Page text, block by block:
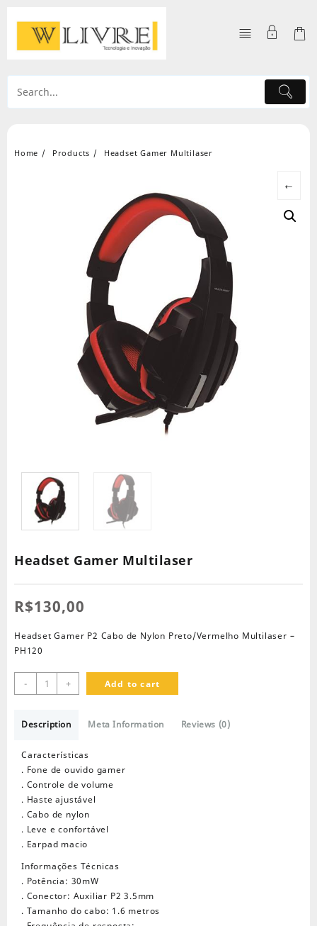
Home Products Headset Gamer Multilaser
←
Headset Gamer Multilaser
R$130,00
Headset Gamer P2 Cabo de Nylon Preto/Vermelho Multilaser –
PH120
-
Headset
Gamer
quantity
+ Add to cart
Description Meta Information Reviews (0)
Características
. Fone de ouvido gamer
. Controle de volume
. Haste ajustável
. Cabo de nylon
. Leve e confortável
. Earpad macio
Informações Técnicas
. Potência: 30mW
. Conector: Auxiliar P2 3.5mm
. Tamanho do cabo: 1.6 metros